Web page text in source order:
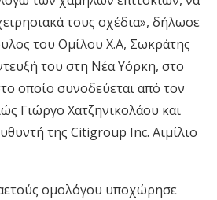
τους σχέδια», δήλωσε
του Ομίλου Χ.Α, Σωκράτης
του στη Νέα Υόρκη, στο
οποίο συνοδεύεται από τον
Γιώργο Χατζηνικολάου και
της Citigroup Inc. Αιμίλιο
ομολόγου υποχώρησε